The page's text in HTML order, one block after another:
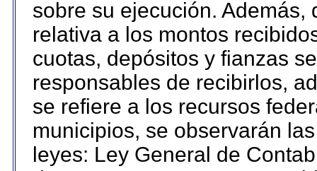
sobre su ejecución.
relativa a los montos
cuotas, depósitos y fianzas
responsables de recibirlos,
se refiere a los recursos
municipios, se observarán
leyes: Ley General de